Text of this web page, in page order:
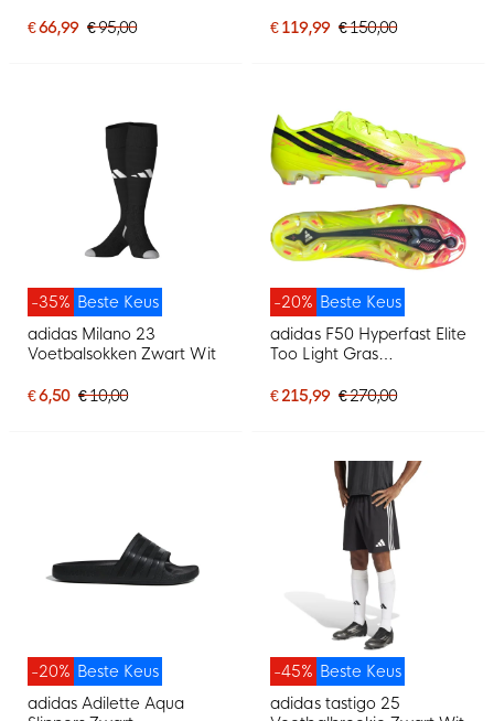
Zwart Wit Rood
€ 66,99 € 95,00
€ 119,99 € 150,00
Beste Keus
-35%
adidas Milano 23
Voetbalsokken Zwart Wit
€ 6,50 € 10,00
Beste Keus
-20%
adidas F50 Hyperfast Elite
Too Light Gras
Neongeel Zwart Roze
€ 215,99 € 270,00
Beste Keus
-20%
adidas Adilette Aqua
Beste Keus
-45%
adidas tastigo 25